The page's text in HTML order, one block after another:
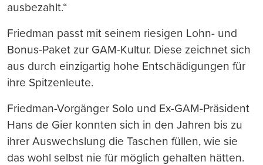
ausbezahlt.“
Friedman passt mit seinem riesigen Lohn- und
Bonus-Paket zur GAM-Kultur. Diese zeichnet sich
aus durch einzigartig hohe Entschädigungen für
ihre Spitzenleute.
Friedman-Vorgänger Solo und Ex-GAM-Präsident
Hans de Gier konnten sich in den Jahren bis zu
ihrer Auswechslung die Taschen füllen, wie sie
das wohl selbst nie für möglich gehalten hätten.